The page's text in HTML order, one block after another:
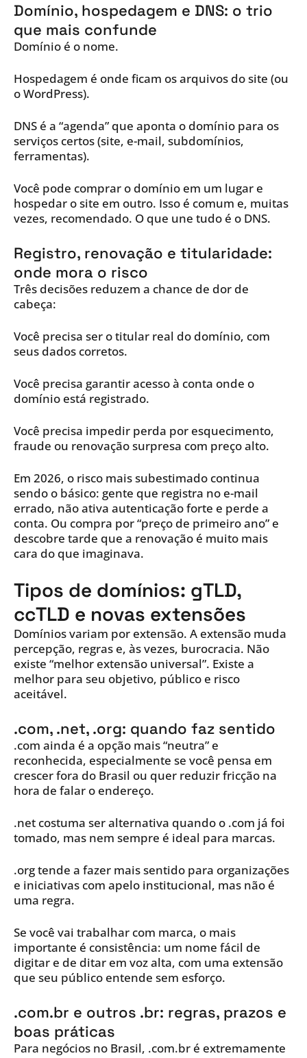
Domínio, hospedagem e DNS: o trio
que mais confunde
Domínio é o nome.
Hospedagem é onde ficam os arquivos do site (ou
o WordPress).
DNS é a “agenda” que aponta o domínio para os
serviços certos (site, e-mail, subdomínios,
ferramentas).
Você pode comprar o domínio em um lugar e
hospedar o site em outro. Isso é comum e, muitas
vezes, recomendado. O que une tudo é o DNS.
Registro, renovação e titularidade:
onde mora o risco
Três decisões reduzem a chance de dor de
cabeça:
Você precisa ser o titular real do domínio, com
seus dados corretos.
Você precisa garantir acesso à conta onde o
domínio está registrado.
Você precisa impedir perda por esquecimento,
fraude ou renovação surpresa com preço alto.
Em 2026, o risco mais subestimado continua
sendo o básico: gente que registra no e-mail
errado, não ativa autenticação forte e perde a
conta. Ou compra por “preço de primeiro ano” e
descobre tarde que a renovação é muito mais
cara do que imaginava.
Tipos de domínios: gTLD,
ccTLD e novas extensões
Domínios variam por extensão. A extensão muda
percepção, regras e, às vezes, burocracia. Não
existe “melhor extensão universal”. Existe a
melhor para seu objetivo, público e risco
aceitável.
.com, .net, .org: quando faz sentido
.com ainda é a opção mais “neutra” e
reconhecida, especialmente se você pensa em
crescer fora do Brasil ou quer reduzir fricção na
hora de falar o endereço.
.net costuma ser alternativa quando o .com já foi
tomado, mas nem sempre é ideal para marcas.
.org tende a fazer mais sentido para organizações
e iniciativas com apelo institucional, mas não é
uma regra.
Se você vai trabalhar com marca, o mais
importante é consistência: um nome fácil de
digitar e de ditar em voz alta, com uma extensão
que seu público entende sem esforço.
.com.br e outros .br: regras, prazos e
boas práticas
Para negócios no Brasil, .com.br é extremamente